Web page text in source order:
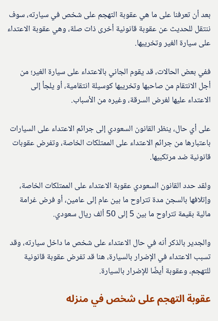
بعد أن تعرفنا على ما هي عقوبة التهجم على شخص في سيارته، سوف
ننتقل للحديث عن عقوبة قانونية أخرى ذات صلة، وهي عقوبة الاعتداء
على سيارة الغير وتخريبها.
ففي بعض الحالات، قد يقوم الجاني بالاعتداء على سيارة الغير؛ من
أجل الانتقام من صاحبها وتخريبها كوسيلة انتقامية، أو يلجأ إلى
الاعتداء عليها لغرض السرقة، وغيره من الأسباب.
على أي حال، ينظر القانون السعودي إلى جرائم الاعتداء على السيارات
باعتبارها من جرائم الاعتداء على الممتلكات الخاصة، وتفرض عقوبات
قانونية ضد مرتكبيها.
ولقد حدد القانون السعودي عقوبة الاعتداء على الممتلكات الخاصة،
وإتلافها بالسجن مدة تتراوح ما بين عام إلى عامين، أو فرض غرامة
مالية بقيمة تتراوح ما بين 5 إلى 50 ألف ريال سعودي.
والجدير بالذكر أنه في حال الاعتداء على شخص ما داخل سيارته، وقد
تسبب الاعتداء في الإضرار بالسيارة، هنا قد تفرض عقوبة قانونية
للتهجم، وعقوبة أيضًا للإضرار بالسيارة.
عقوبة التهجم على شخص في منزله